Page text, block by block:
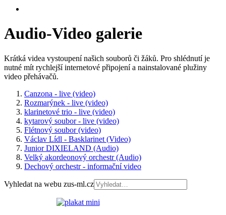
Audio-Video galerie
Krátká videa vystoupení našich souborů či žáků. Pro shlédnutí je
nutné mít rychlejší internetové připojení a nainstalované plužiny
video přehávačů.
Canzona - live (video)
Rozmarýnek - live (video)
klarinetové trio - live (video)
kytarový soubor - live (video)
Flétnový soubor (video)
Václav Lídl - Basklarinet (Video)
Junior DIXIELAND (Audio)
Velký akordeonový orchestr (Audio)
Dechový orchestr - informační video
Vyhledat na webu zus-ml.cz